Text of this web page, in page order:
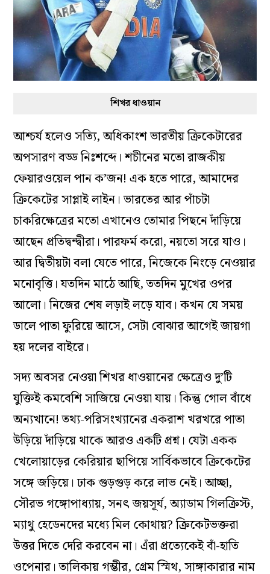
শিখর ধাওয়ান
আশ্চর্য হলেও সত্যি, অধিকাংশ ভারতীয় ক্রিকেটারের
অপসারণ বড্ড নিঃশব্দে। শচীনের মতো রাজকীয়
ফেয়ারওয়েল পান ক’জন! এক হতে পারে, আমাদের
ক্রিকেটের সাপ্লাই লাইন। ভারতের আর পাঁচটা
চাকরিক্ষেত্রের মতো এখানেও তোমার পিছনে দাঁড়িয়ে
আছেন প্রতিদ্বন্দ্বীরা। পারফর্ম করো, নয়তো সরে যাও।
আর দ্বিতীয়টা বলা যেতে পারে, নিজেকে নিংড়ে নেওয়ার
মনোবৃত্তি। যতদিন মাঠে আছি, ততদিন মুখের ওপর
আলো। নিজের শেষ লড়াই লড়ে যাব। কখন যে সময়
ডালে পাতা ফুরিয়ে আসে, সেটা বোঝার আগেই জায়গা
হয় দলের বাইরে।
সদ্য অবসর নেওয়া শিখর ধাওয়ানের ক্ষেত্রেও দু’টি
যুক্তিই কমবেশি সাজিয়ে নেওয়া যায়। কিন্তু গোল বাঁধে
অন্যখানে! তথ্য-পরিসংখ্যানের একরাশ খরখরে পাতা
উড়িয়ে দাঁড়িয়ে থাকে আরও একটি প্রশ্ন। যেটা একক
খেলোয়াড়ের কেরিয়ার ছাপিয়ে সার্বিকভাবে ক্রিকেটের
সঙ্গে জড়িয়ে। ঢাক গুড়গুড় করে লাভ নেই। আচ্ছা,
সৌরভ গঙ্গোপাধ্যায়, সনৎ জয়সূর্য, অ্যাডাম গিলক্রিস্ট,
ম্যাথু হেডেনদের মধ্যে মিল কোথায়? ক্রিকেটভক্তরা
উত্তর দিতে দেরি করবেন না। এঁরা প্রত্যেকেই বাঁ-হাতি
ওপেনার। তালিকায় গম্ভীর, গ্রেম স্মিথ, সাঙ্গাকারার নাম